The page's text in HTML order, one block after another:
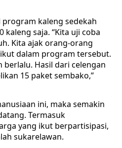
kaleng sedekah
kaleng saja. “Kita uji coba
Kita ajak orang-orang
dalam program tersebut.
berlalu. Hasil dari celengan
15 paket sembako,”
ini, maka semakin
Termasuk
yang ikut berpartisipasi,
sukarelawan.